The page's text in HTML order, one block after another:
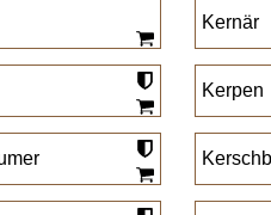
Kernär
Kerpen